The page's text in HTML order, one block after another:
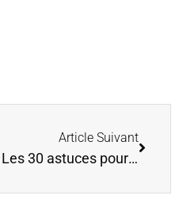
Article Suivant
Les 30 astuces pour mieux assumer ses choix de vie (différents des autres)